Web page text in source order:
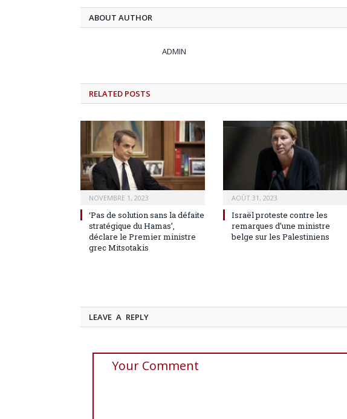
ABOUT AUTHOR
ADMIN
RELATED POSTS
NOVEMBRE 1, 2023
‘Pas de solution sans la défaite
stratégique du Hamas’,
déclare le Premier ministre
grec Mitsotakis
AOÛT 31, 2023
Israël proteste contre les
remarques d’une ministre
belge sur les Palestiniens
LEAVE A REPLY